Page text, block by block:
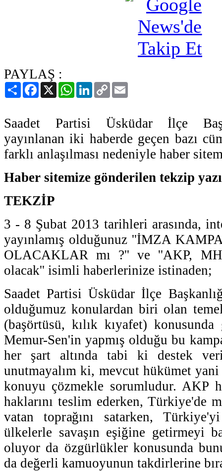
PAYLAŞ :
PaylaşFacebook
X WhatsAppLinkedIn
Copy
Link
Saadet Partisi Üsküdar İlçe
yayınlanan iki haberde geçen bazı
farklı anlaşılması nedeniyle haber
Haber sitemize gönderilen tekzip
TEKZİP
3 - 8 Şubat 2013 tarihleri arasında,
yayınlamış olduğunuz ''İMZA
OLACAKLAR mı ?'' ve ''AKP,
olacak'' isimli haberlerinize istinaden;
Saadet Partisi Üsküdar İlçe
olduğumuz konulardan biri olan
(başörtüsü, kılık kıyafet)
Memur-Sen'in yapmış olduğu bu
her şart altında tabi ki destek
unutmayalım ki, mevcut hükümet
konuyu çözmekle sorumludur. AKP
haklarını teslim ederken, Türkiye'de
vatan toprağını satarken,
ülkelerle savaşın eşiğine getirmeyi
oluyor da özgürlükler konusunda
da değerli kamuoyunun takdirlerine